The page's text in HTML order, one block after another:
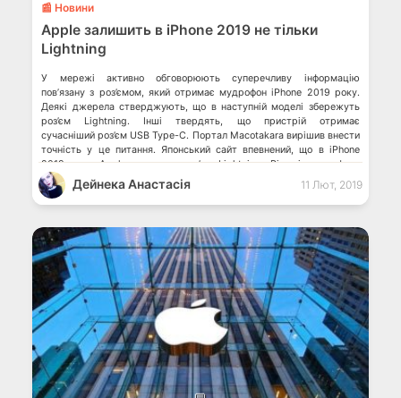
📰 Новини
Apple залишить в iPhone 2019 не тільки
Lightning
У мережі активно обговорюють суперечливу інформацію
пов’язану з роз’ємом, який отримає мудрофон iPhone 2019 року.
Деякі джерела стверджують, що в наступній моделі збережуть
роз’єм Lightning. Інші твердять, що пристрій отримає
сучасніший роз’єм USB Type-C. Портал Macotakara вирішив внести
точність у це питання. Японський сайт впевнений, що в iPhone
2019 року Apple залишить роз’єм Lightning. Відомі мудрофони
продовжать комплектувати […]
Дейнека Анастасiя 11 Лют, 2019